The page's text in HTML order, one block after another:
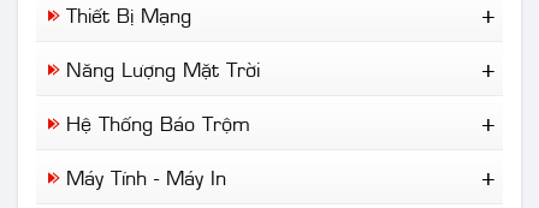
Camera Trọn Bộ
Camera Nhà Xưởng
Camera Chuyên Dụng
Thiết Bị Mạng
Aruba
Cisco
IP-Com
Năng Lượng Mặt Trời
NLMT Gia Đình
NLMT Cho Nhà Xưởng
Hệ Thống Báo Trộm
Báo Khói
Máy Tính - Máy In